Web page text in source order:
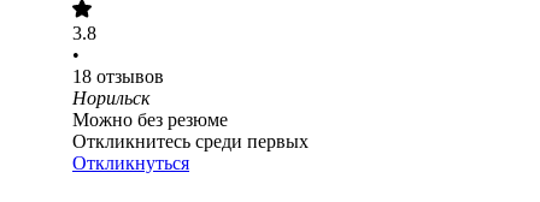
3.8
•
18 отзывов
Норильск
Можно без резюме
Откликнитесь среди первых
Откликнуться